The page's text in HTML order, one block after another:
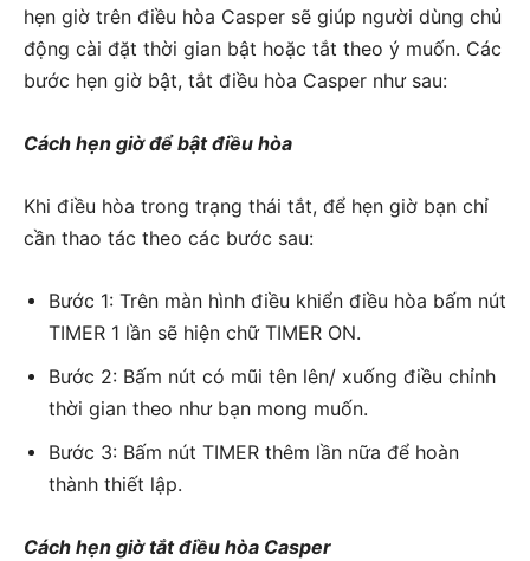
hẹn giờ trên điều hòa Casper sẽ giúp người dùng chủ
động cài đặt thời gian bật hoặc tắt theo ý muốn. Các
bước hẹn giờ bật, tắt điều hòa Casper như sau:
Cách hẹn giờ để bật điều hòa
Khi điều hòa trong trạng thái tắt, để hẹn giờ bạn chỉ
cần thao tác theo các bước sau:
Bước 1: Trên màn hình điều khiển điều hòa bấm nút
TIMER 1 lần sẽ hiện chữ TIMER ON.
Bước 2: Bấm nút có mũi tên lên/ xuống điều chỉnh
thời gian theo như bạn mong muốn.
Bước 3: Bấm nút TIMER thêm lần nữa để hoàn
thành thiết lập.
Cách hẹn giờ tắt điều hòa Casper